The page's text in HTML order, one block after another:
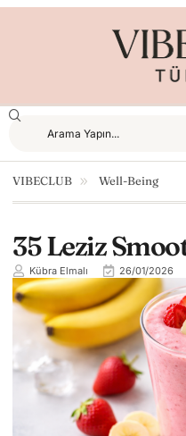
VIBECLUB Well-Being
35 Leziz
Kübra Elmalı 26/01/2026